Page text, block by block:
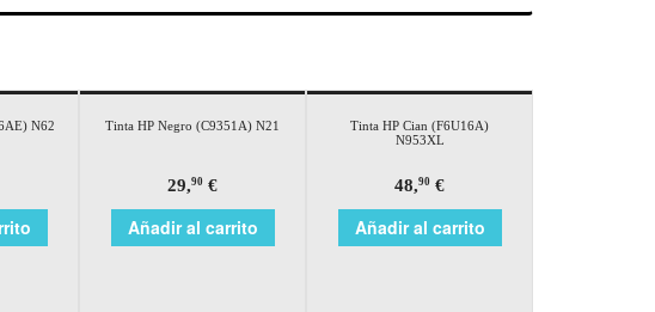
N62 Tinta HP Negro (C9351A) N21
29,90 €
Añadir al carrito
Tinta HP Cian (F6U16A)
N953XL
48,90 €
Añadir al carrito